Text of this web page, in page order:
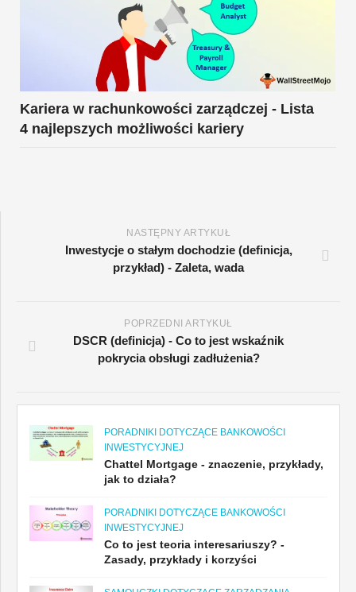
Kariera w rachunkowości zarządczej - Lista
4 najlepszych możliwości kariery
NASTĘPNY ARTYKUŁ
Inwestycje o stałym dochodzie (definicja,
przykład) - Zaleta, wada
POPRZEDNI ARTYKUŁ
DSCR (definicja) - Co to jest wskaźnik
pokrycia obsługi zadłużenia?
PORADNIKI DOTYCZĄCE BANKOWOŚCI
INWESTYCYJNEJ
Chattel Mortgage - znaczenie, przykłady,
jak to działa?
PORADNIKI DOTYCZĄCE BANKOWOŚCI
INWESTYCYJNEJ
Co to jest teoria interesariuszy? -
Zasady, przykłady i korzyści